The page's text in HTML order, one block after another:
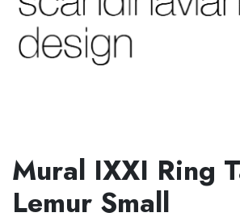
Mural IXXI Ring
Lemur Small